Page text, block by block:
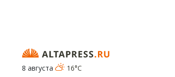
8 августа
16°C